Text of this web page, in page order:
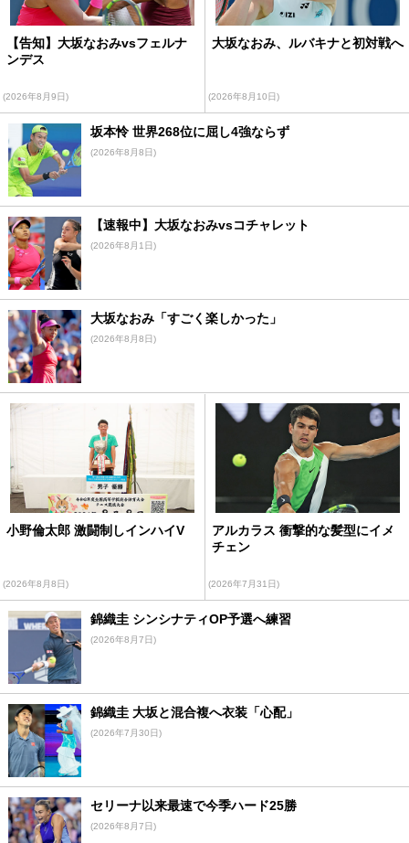
【告知】大坂なおみvsフェルナ
ンデス
(2026年8月9日)
大坂なおみ、ルバキナと初対戦へ
(2026年8月10日)
坂本怜 世界268位に屈し4強ならず
(2026年8月8日)
【速報中】大坂なおみvsコチャレット
(2026年8月1日)
大坂なおみ「すごく楽しかった」
(2026年8月8日)
小野倫太郎 激闘制しインハイV
(2026年8月8日)
アルカラス 衝撃的な髪型にイメ
チェン
(2026年7月31日)
錦織圭 シンシナティOP予選へ練習
(2026年8月7日)
錦織圭 大坂と混合複へ衣装「心配」
(2026年7月30日)
セリーナ以来最速で今季ハード25勝
(2026年8月7日)